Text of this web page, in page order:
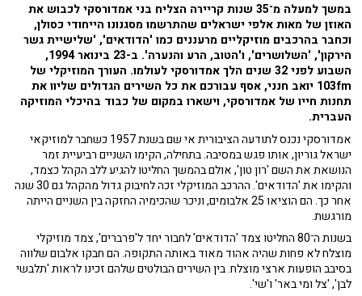
במשך למעלה מ־35 שנות קריירה הצליח בני אמדורסקי לכבוש את
האוזן של מאות אלפי ישראלים שהתרשמו מסגנונו הייחודי כסולן,
וכחבר בהרכבים מוזיקליים מרעננים כמו 'הדודאים', 'שלישיית גשר
הירקון', 'השלושרים', ו'הטוב, הרע והנערה'. ב-23 בינואר 1994,
השבוע לפני 32 שנים הלך אמדורסקי לעולמו. העורך המוזיקלי של
103fm יואב חנני, אסף עבורכם את כל השירים הגדולים שליוו את
תחנות חייו של אמדורסקי, וישארו במקום של כבוד בהיכלי המוזיקה
העברית.
אמדורסקי נכנס לתודעה הציבורית אי שם בשנת 1957 כשחבר למוזיקאי
ישראל גוריון, אותו פגש במסיבה. בתחילה, הקימו השניים רביעיית זמר
הנושאת את השם 'רון טון', אולם בהמשך החליטו להגיע ללב הקהל כצמד,
והקימו את 'הדודאים'. ההרכב המוזיקלי זכה לחיבוק גדול מהקהל גם 30 שנה
אחר כך. הם הוציאו 25 אלבומים, וניכר שהכימיה החזקה בין השניים הייתה
מורגשת.
בשנות ה־80 החליטו צמד 'הדודאים' לחבור יחד ל'פרברים', צמד מוזיקלי
מוצלח לא פחות שהיה אהוד מאוד באותה התקופה. הם חבקו אלבום שלווה
בסיבב הופעות ארצי מוצלח. בין השירים הבולטים שלהם זכינו לראות 'תלבשי
לבן', 'צל ומי באר' ו'שי'.